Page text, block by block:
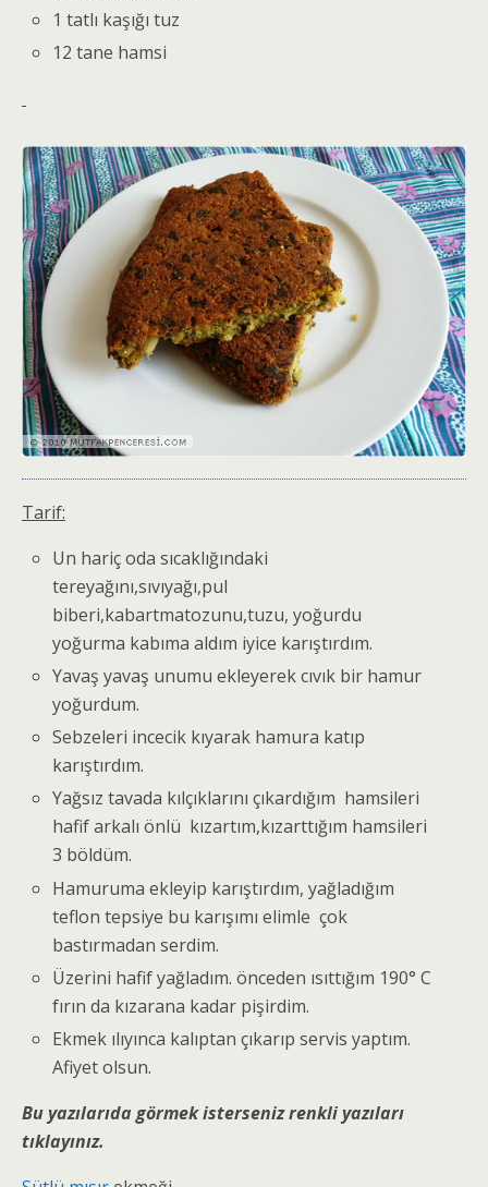
1 tatlı kaşığı tuz
12 tane hamsi
Tarif:
Un hariç oda sıcaklığındaki
tereyağını,sıvıyağı,pul
biberi,kabartmatozunu,tuzu, yoğurdu
yoğurma kabıma aldım iyice karıştırdım.
Yavaş yavaş unumu ekleyerek cıvık bir hamur
yoğurdum.
Sebzeleri incecik kıyarak hamura katıp
karıştırdım.
Yağsız tavada kılçıklarını çıkardığım hamsileri
hafif arkalı önlü kızartım,kızarttığım hamsileri
3 böldüm.
Hamuruma ekleyip karıştırdım, yağladığım
teflon tepsiye bu karışımı elimle çok
bastırmadan serdim.
Üzerini hafif yağladım. önceden ısıttığım 190° C
fırın da kızarana kadar pişirdim.
Ekmek ılıyınca kalıptan çıkarıp servis yaptım.
Afiyet olsun.
Bu yazılarıda görmek isterseniz renkli yazıları
tıklayınız.